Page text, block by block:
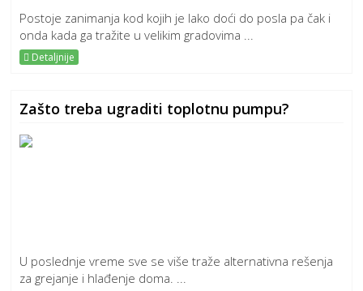
Postoje zanimanja kod kojih je lako doći do posla pa čak i
onda kada ga tražite u velikim gradovima ...
Detaljnije
Zašto treba ugraditi toplotnu pumpu?
U poslednje vreme sve se više traže alternativna rešenja
za grejanje i hlađenje doma. ...